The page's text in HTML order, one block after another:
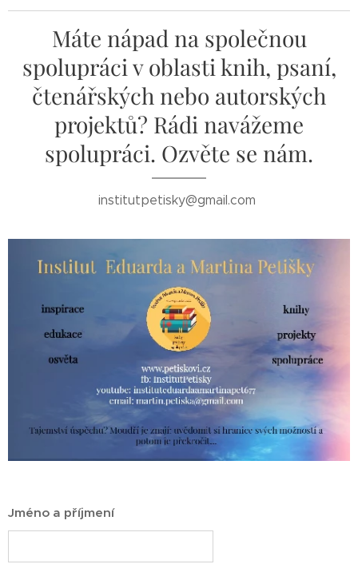
Máte nápad na společnou
spolupráci v oblasti knih, psaní,
čtenářských nebo autorských
projektů? Rádi navážeme
spolupráci. Ozvěte se nám.
institutpetisky@gmail.com
Jméno a příjmení